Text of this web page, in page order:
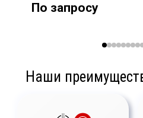
(XLR), 2xRJ45 д
По запросу
Наши